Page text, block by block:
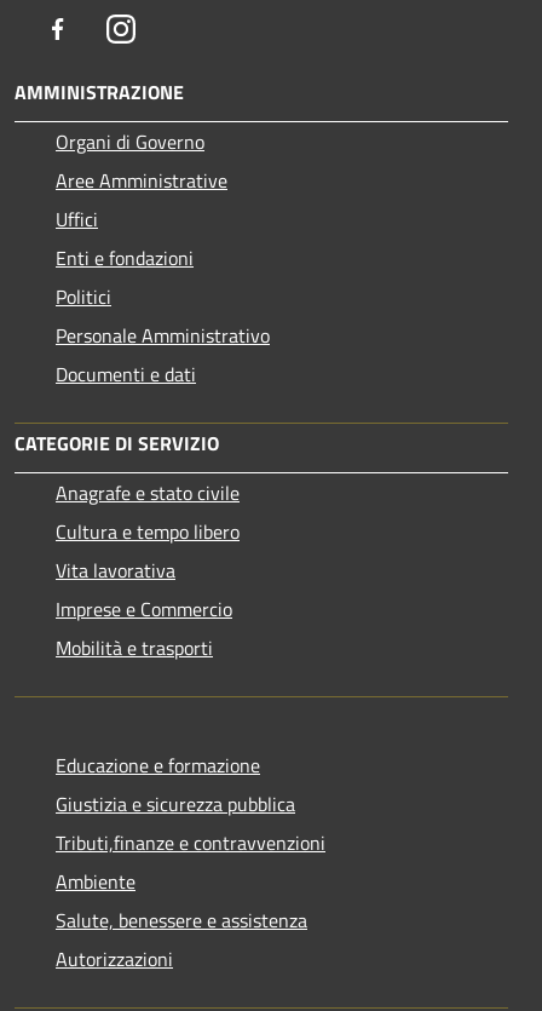
FacebookInstagram
AMMINISTRAZIONE
Organi di Governo
Aree Amministrative
Uffici
Enti e fondazioni
Politici
Personale Amministrativo
Documenti e dati
CATEGORIE DI SERVIZIO
Anagrafe e stato civile
Cultura e tempo libero
Vita lavorativa
Imprese e Commercio
Mobilità e trasporti
Educazione e formazione
Giustizia e sicurezza pubblica
Tributi,finanze e contravvenzioni
Ambiente
Salute, benessere e assistenza
Autorizzazioni